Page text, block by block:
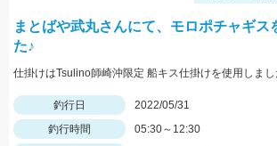
まとばや武丸さんにて、モロポチャギス
た♪
釣行日
2022/05/31
釣行時間
05:30～12:30